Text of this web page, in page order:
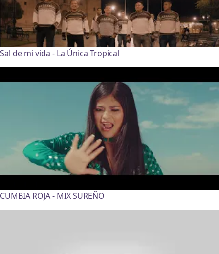
Sal de mi vida - La Única Tropical
CUMBIA ROJA - MIX SUREÑO